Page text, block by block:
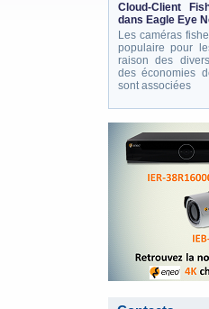
Cloud-Client
dans Eagle Eye
Les caméras
populaire pour
raison des
des économies
sont associées